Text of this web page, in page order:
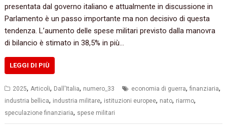
presentata dal governo italiano e attualmente in discussione in
Parlamento è un passo importante ma non decisivo di questa
tendenza. L’aumento delle spese militari previsto dalla manovra
di bilancio è stimato in 38,5% in più…
LEGGI DI PIÙ
2025,Articoli, Dall'Italia, numero_33 economia di guerra,finanziaria,
industria bellica, industria militare, istituzioni europee, nato, riarmo,
speculazione finanziaria, spese militari